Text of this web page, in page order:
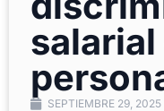
salarial
SEPTIEMBRE 29, 2025